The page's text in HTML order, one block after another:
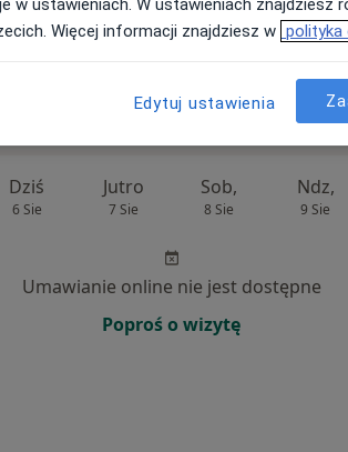
Dziś
6 Sie
Jutro
7 Sie
Sob,
8 Sie
Ndz,
9 Sie
Umawianie online nie jest dostępne
Poproś o wizytę
w ustawieniach. W ustawieniach znajdziesz
Więcej informacji znajdziesz w polityka
Edytuj ustawienia